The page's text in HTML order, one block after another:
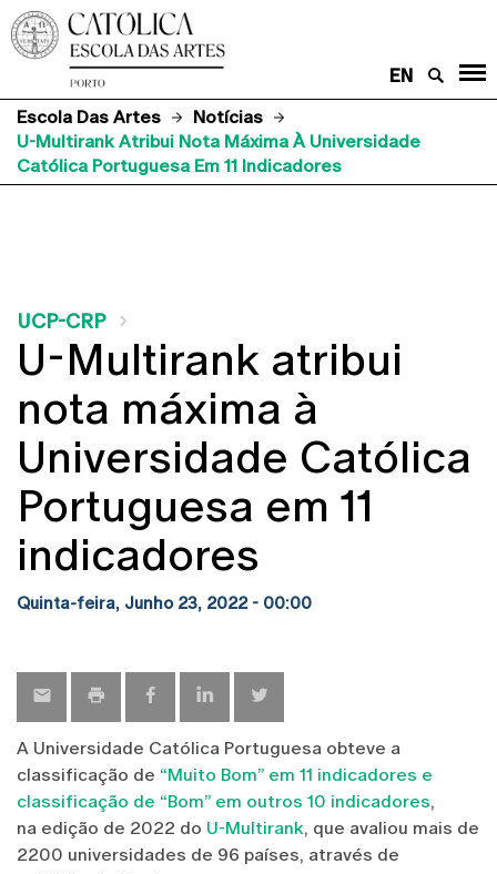
EN
Escola Das Artes
Notícias
U-Multirank Atribui Nota Máxima À Universidade
Católica Portuguesa Em 11 Indicadores
UCP-CRP
U-Multirank atribui
nota máxima à
Universidade Católica
Portuguesa em 11
indicadores
Quinta-feira, Junho 23, 2022 - 00:00
A Universidade Católica Portuguesa obteve a
classificação de “Muito Bom” em 11 indicadores e
classificação de “Bom” em outros 10 indicadores,
na edição de 2022 do U-Multirank, que avaliou mais de
2200 universidades de 96 países, através de